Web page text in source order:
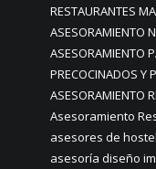
RESTAURANTES
ASESORAMIENTO
ASESORAMIENTO
PRECOCINADOS Y
ASESORAMIENTO
Asesoramiento
asesores de
asesoría diseño